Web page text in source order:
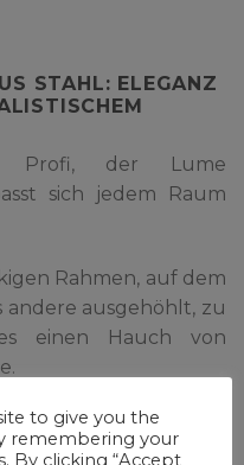
STAHL: ELEGANZ
Profi, der Lume
sich jedem Raum
Rahmen, auf dem
andere ausgehöhlt, zu
einen Hauch von
kann allein oder in
verwendet
to give you the
remembering your
By clicking “Accept